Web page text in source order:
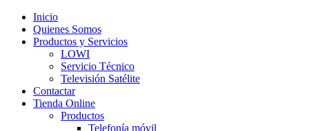
Inicio
Quienes Somos
Productos y Servicios
LOWI
Servicio Técnico
Televisión Satélite
Contactar
Tienda Online
Productos
Telefonía móvil